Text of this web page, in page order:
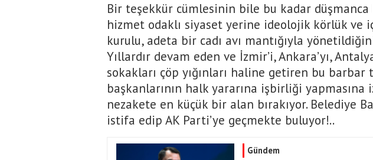
Bir teşekkür cümlesinin bile bu kadar düşmanca
hizmet odaklı siyaset yerine ideolojik körlük ve
kurulu, adeta bir cadı avı mantığıyla
Yıllardır devam eden ve İzmir’i, Ankara’yı,
sokakları çöp yığınları haline getiren bu
başkanlarının halk yararına işbirliği
nezakete en küçük bir alan bırakıyor. Belediye
istifa edip AK Parti’ye geçmekte buluyor!..
Gündem